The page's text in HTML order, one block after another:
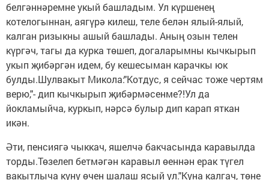
белгәннәремне укый башладым. Ул күршенең
котелогыннан, аягүрә килеш, теле белән ялый-ялый,
калган ризыкны ашый башлады. Аның озын телен
күргәч, тагы да курка төшеп, догаларымны кычкырып
укып җибәргән идем, бу кешесыман карачкы юк
булды.Шулвакыт Микола:"Котдус, я сейчас тоже чертям
верю,"- дип кычкырып җибәрмәсенме?!Ул да
йокламыйча, куркып, нәрсә булыр дип карап яткан
икән.
Әти, пенсиягә чыккач, яшелчә бакчасында каравылда
торды.Төзелеп бетмәгән каравыл өеннән ерак түгел
вакытлыча куну өчен шалаш ясый ул."Куна калгач, төне